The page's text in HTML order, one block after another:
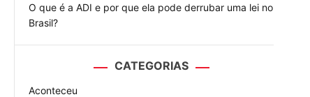
O que é a ADI e por que ela pode derrubar uma lei no
Brasil?
CATEGORIAS
Aconteceu